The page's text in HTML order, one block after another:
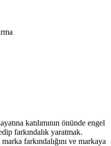
katılımının önünde engel
farkındalık yaratmak.
farkındalığını ve markaya